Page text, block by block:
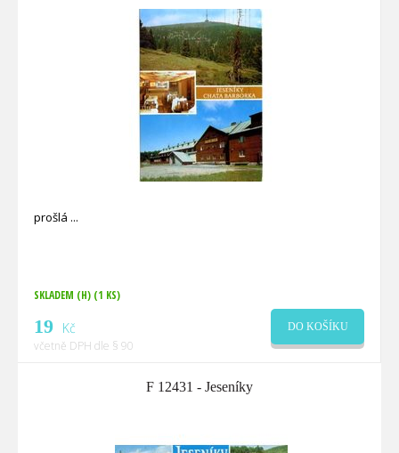
prošlá
SKLADEM (H) (1 KS)
19 Kč
včetně DPH dle § 90
DO KOŠÍKU
F 12431 - Jeseníky